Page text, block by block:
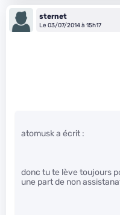
sternet
Le 03/07/2014 à 15h17
atomusk a écrit :
donc tu te lève toujours
une part de non